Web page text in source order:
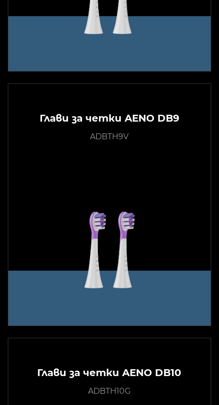
Глави за четки AENO DB9
ADBTH9V
Глави за четки AENO DB10
ADBTH10G